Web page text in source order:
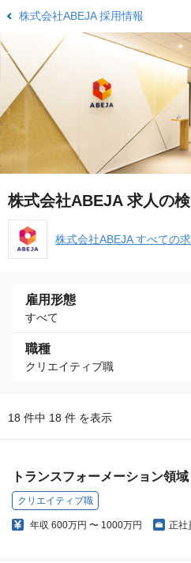
株式会社ABEJA 採用情報
株式会社ABEJA 求人の
株式会社ABEJA すべての
雇用形態
すべて
職種
クリエイティブ職
18 件中 18 件 を表示
トランスフォーメーション領
クリエイティブ職
年収 600万円 〜 1000万円 正社